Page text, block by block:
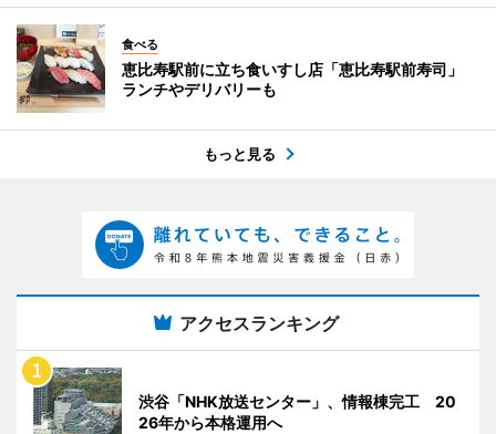
食べる
恵比寿駅前に立ち食いすし店「恵比寿駅前寿司」
ランチやデリバリーも
もっと見る
アクセスランキング
渋谷「NHK放送センター」、情報棟完工 20
26年から本格運用へ